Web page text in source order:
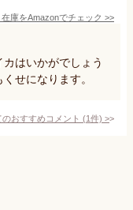
庫をAmazonでチェック >>
はいかがでしょう
せになります。
のおすすめコメント (1件) >